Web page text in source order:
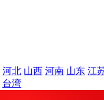
河北 山西 河南 山东 江
台湾